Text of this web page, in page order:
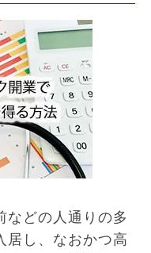
などの人通りの多
居し、なおかつ高